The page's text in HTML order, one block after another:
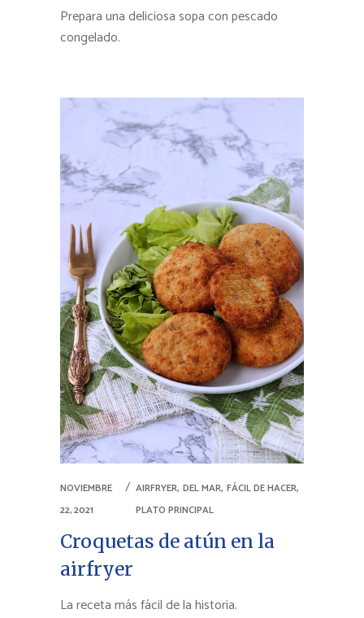
Prepara una deliciosa sopa con pescado
congelado.
NOVIEMBRE
22, 2021
AIRFRYER,DEL MAR,FÁCIL DE HACER,
PLATO PRINCIPAL
Croquetas de atún en la
airfryer
La receta más fácil de la historia.